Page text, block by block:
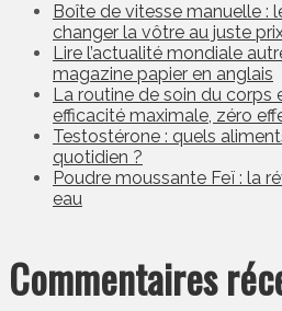
Boîte de vitesse manuelle :
changer la vôtre au juste
Lire l’actualité mondiale
magazine papier en anglais
La routine de soin du corps
efficacité maximale, zéro
Testostérone : quels
quotidien ?
Poudre moussante Feï : la
eau
Commentaires